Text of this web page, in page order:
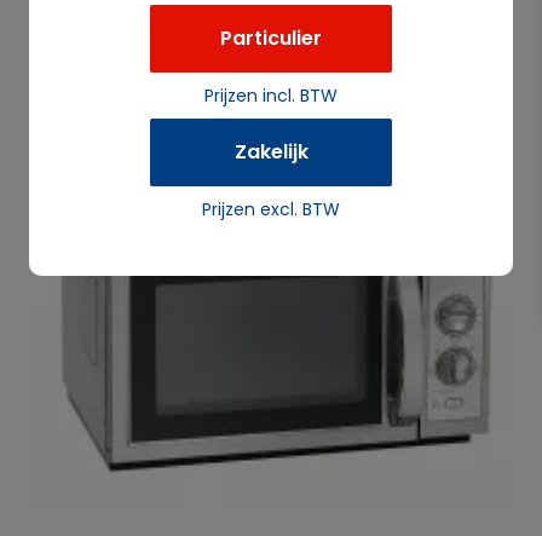
Particulier
Prijzen incl. BTW
Zakelijk
Prijzen excl. BTW